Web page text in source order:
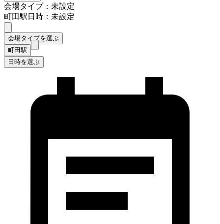
会場タイプ：未設定
町田駅日時：未設定
会場タイプを選ぶ
町田駅
日時を選ぶ